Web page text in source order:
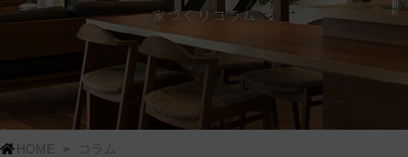
HOME
コラム